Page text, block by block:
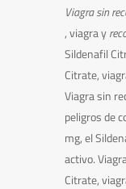
Viagra sin
, viagra y
Sildenafil
Citrate,
Viagra sin
peligros de
mg, el
activo.
Citrate,